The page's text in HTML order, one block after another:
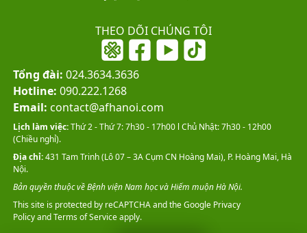
THEO DÕI CHÚNG TÔI
Tổng đài: 024.3634.3636
Hotline: 090.222.1268
Email: contact@afhanoi.com
This site is protected by reCAPTCHA and the GooglePrivacy
PolicyandTerms of Serviceapply.
Lịch làm việc:Thứ 2 - Thứ 7: 7h30 - 17h00 l Chủ Nhật: 7h30 - 12h00
(Chiều nghỉ).
Địa chỉ:431 Tam Trinh (Lô 07 – 3A Cụm CN Hoàng Mai), P. Hoàng Mai, Hà
Nội.
Bản quyền thuộc về Bệnh viện Nam học và Hiếm muộn Hà Nội.